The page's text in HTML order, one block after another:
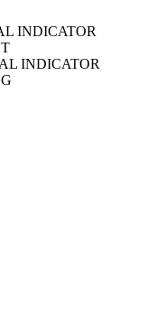
INDICATOR
INDICATOR